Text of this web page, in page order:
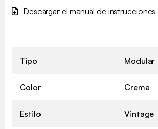
Descargar el manual de instrucciones
Tipo Modular
Color Crema
Estilo Vintage